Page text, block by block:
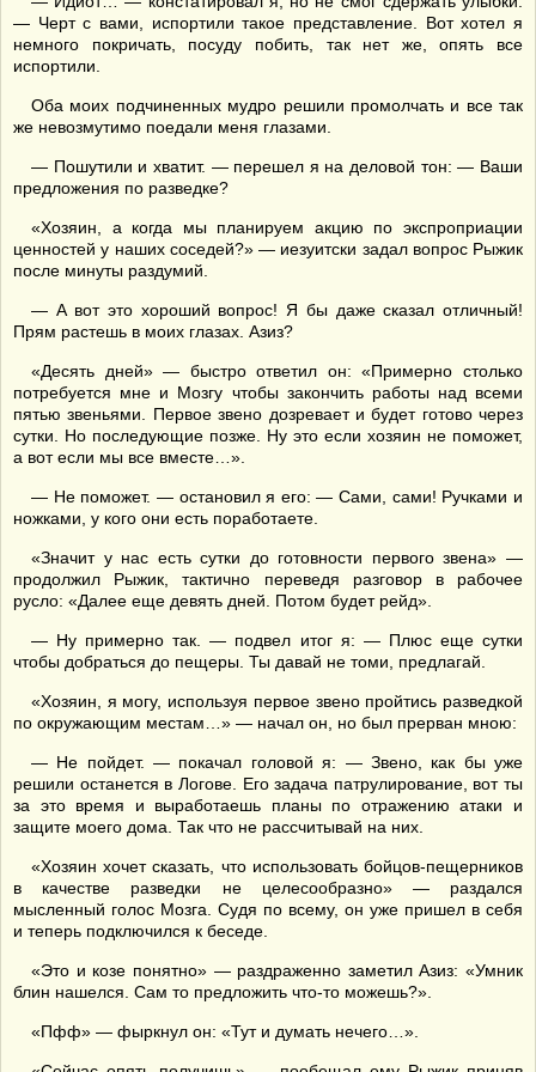
— Черт с вами, испортили такое представление. Вот хотел я
немного покричать, посуду побить, так нет же, опять все
испортили.
Оба моих подчиненных мудро решили промолчать и все так
же невозмутимо поедали меня глазами.
— Пошутили и хватит. — перешел я на деловой тон: — Ваши
предложения по разведке?
«Хозяин, а когда мы планируем акцию по экспроприации
ценностей у наших соседей?» — иезуитски задал вопрос Рыжик
после минуты раздумий.
— А вот это хороший вопрос! Я бы даже сказал отличный!
Прям растешь в моих глазах. Азиз?
«Десять дней» — быстро ответил он: «Примерно столько
потребуется мне и Мозгу чтобы закончить работы над всеми
пятью звеньями. Первое звено дозревает и будет готово через
сутки. Но последующие позже. Ну это если хозяин не поможет,
а вот если мы все вместе…».
— Не поможет. — остановил я его: — Сами, сами! Ручками и
ножками, у кого они есть поработаете.
«Значит у нас есть сутки до готовности первого звена» —
продолжил Рыжик, тактично переведя разговор в рабочее
русло: «Далее еще девять дней. Потом будет рейд».
— Ну примерно так. — подвел итог я: — Плюс еще сутки
чтобы добраться до пещеры. Ты давай не томи, предлагай.
«Хозяин, я могу, используя первое звено пройтись разведкой
по окружающим местам…» — начал он, но был прерван мною:
— Не пойдет. — покачал головой я: — Звено, как бы уже
решили останется в Логове. Его задача патрулирование, вот ты
за это время и выработаешь планы по отражению атаки и
защите моего дома. Так что не рассчитывай на них.
«Хозяин хочет сказать, что использовать бойцов-пещерников
в качестве разведки не целесообразно» — раздался
мысленный голос Мозга. Судя по всему, он уже пришел в себя
и теперь подключился к беседе.
«Это и козе понятно» — раздраженно заметил Азиз: «Умник
блин нашелся. Сам то предложить что-то можешь?».
«Пфф» — фыркнул он: «Тут и думать нечего…».